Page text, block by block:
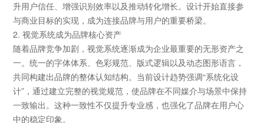
升用户信任、增强识别效率以及推动转化增长。设计开始直接参
与商业目标的实现，成为连接品牌与用户的重要桥梁。
2. 视觉系统成为品牌核心资产
随着品牌竞争加剧，视觉系统逐渐成为企业最重要的无形资产之
一。统一的字体体系、色彩规范、版式逻辑以及动态图形语言，
共同构建出品牌的整体认知结构。当前设计趋势强调“系统化设
计”，通过建立完整的视觉规范，使品牌在不同媒介与场景中保持
一致输出。这种一致性不仅提升专业感，也强化了品牌在用户心
中的稳定印象。